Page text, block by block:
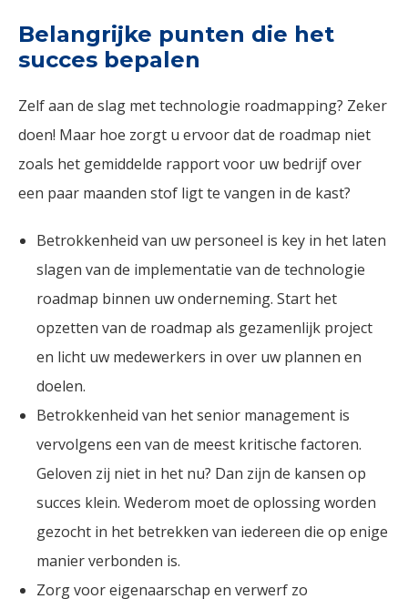
Belangrijke punten die het
succes bepalen
Zelf aan de slag met technologie roadmapping? Zeker
doen! Maar hoe zorgt u ervoor dat de roadmap niet
zoals het gemiddelde rapport voor uw bedrijf over
een paar maanden stof ligt te vangen in de kast?
Betrokkenheid van uw personeel is key in het laten
slagen van de implementatie van de technologie
roadmap binnen uw onderneming. Start het
opzetten van de roadmap als gezamenlijk project
en licht uw medewerkers in over uw plannen en
doelen.
Betrokkenheid van het senior management is
vervolgens een van de meest kritische factoren.
Geloven zij niet in het nu? Dan zijn de kansen op
succes klein. Wederom moet de oplossing worden
gezocht in het betrekken van iedereen die op enige
manier verbonden is.
Zorg voor eigenaarschap en verwerf zo